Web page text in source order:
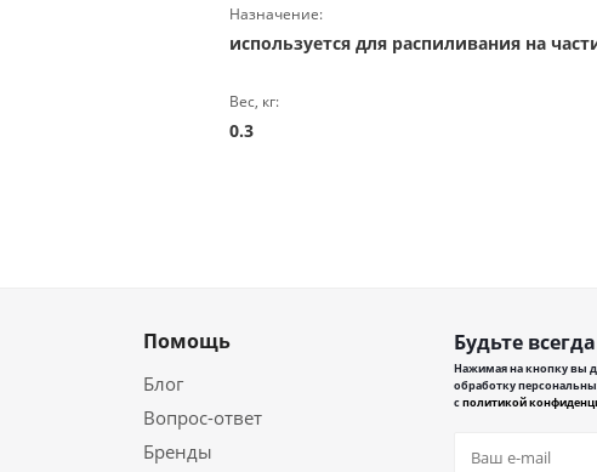
Назначение:
используется для распиливания на
Вес, кг:
0.3
Помощь
Блог
Вопрос-ответ
Бренды
Будьте
Нажимая на кнопку вы
обработку
сполитикой